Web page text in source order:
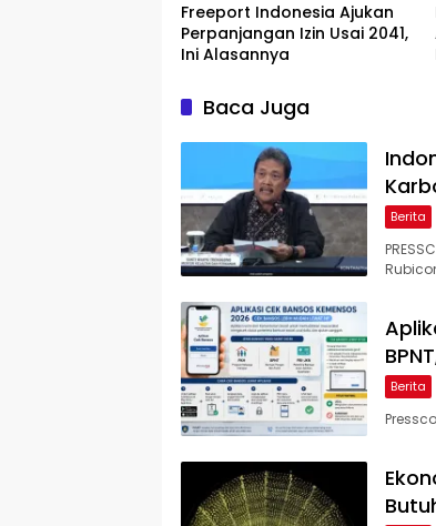
Freeport Indonesia Ajukan
Perpanjangan Izin Usai 2041,
Ini Alasannya
Baca Juga
Berita
Berita